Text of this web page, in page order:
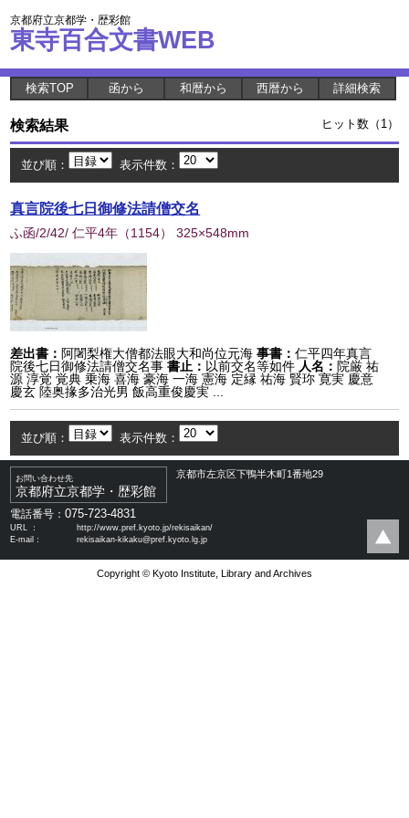
京都府立京都学・歴彩館
東寺百合文書WEB
検索TOP 函から 和暦から 西暦から 詳細検索
検索結果 ヒット数（1）
並び順： 表示件数：
真言院後七日御修法請僧交名
ふ函/2/42/ 仁平4年 （1154） 325×548mm
差出書： 阿闍梨権大僧都法眼大和尚位元海 事書：仁平四年真言
院後七日御修法請僧交名事 書止： 以前交名等如件 人名： 院厳 祐
源 淳覚 覚典 乗海 喜海 豪海 一海 憲海 定縁 祐海 賢珎 寛実 慶意
慶玄 陸奥掾多治光男 飯高重俊慶実 ...
並び順： 表示件数：
お問い合わせ先
京都府立京都学・歴彩館
京都市左京区下鴨半木町1番地29
電話番号：075-723-4831
URL ：
http://www.pref.kyoto.jp/rekisaikan/
E-mail：
rekisaikan-kikaku@pref.kyoto.lg.jp
Copyright © Kyoto Institute, Library and Archives